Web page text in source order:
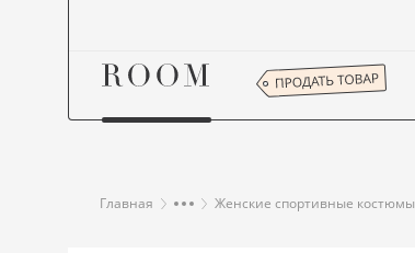
Главная Женские спортивные костюмы